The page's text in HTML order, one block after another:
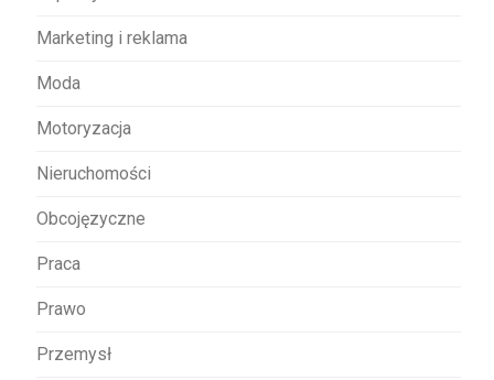
Marketing i reklama
Moda
Motoryzacja
Nieruchomości
Obcojęzyczne
Praca
Prawo
Przemysł